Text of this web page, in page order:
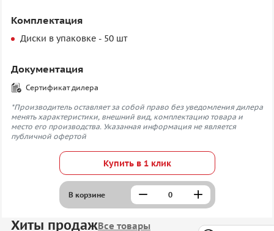
Комплектация
Диски в упаковке - 50 шт
Документация
Сертификат дилера
*Производитель оставляет за собой право без уведомления дилера
менять характеристики, внешний вид, комплектацию товара и
место его производства. Указанная информация не является
публичной офертой
Купить в 1 клик
В корзине
Хиты продажВсе товары